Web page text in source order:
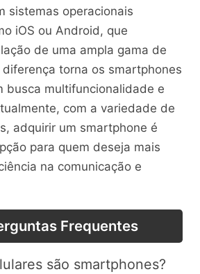
sistemas operacionais
iOS ou Android, que
de uma ampla gama de
diferença torna os smartphones
busca multifuncionalidade e
com a variedade de
adquirir um smartphone é
para quem deseja mais
na comunicação e
Frequentes
são smartphones?